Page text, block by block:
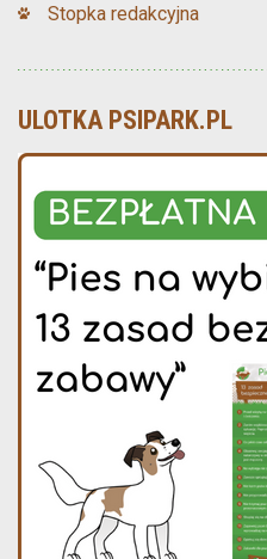
Stopka redakcyjna
ULOTKA PSIPARK.PL